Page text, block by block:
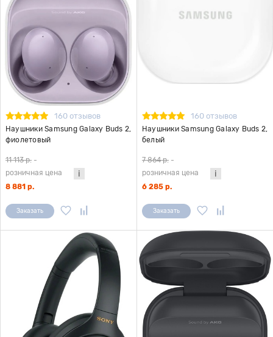
160 отзывов
Наушники Samsung Galaxy Buds 2,
фиолетовый
11 113 р. -
розничная цена
8 881 р.
Заказать
160 отзывов
Наушники Samsung Galaxy Buds 2,
белый
7 864 р. -
розничная цена
6 285 р.
Заказать